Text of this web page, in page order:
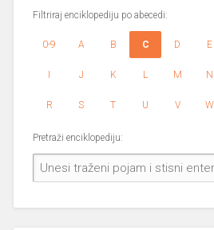
Filtriraj enciklopediju po abecedi:
0-9 A B C D E
I J K L M N
R S T U V W
Pretraži enciklopediju: